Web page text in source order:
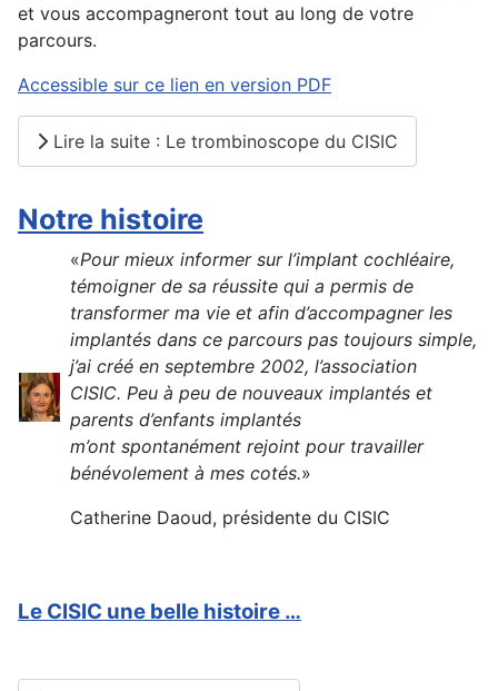
et vous accompagneront tout au long de votre
parcours.
Accessible sur ce lien en version PDF
Lire la suite : Le trombinoscope du CISIC
Notre histoire
«Pour mieux informer sur l’implant cochléaire,
témoigner de sa réussite qui a permis de
transformer ma vie et afin d’accompagner les
implantés dans ce parcours pas toujours simple,
j’ai créé en septembre 2002, l’association
CISIC. Peu à peu de nouveaux implantés et
parents d’enfants implantés
m’ont spontanément rejoint pour travailler
bénévolement à mes cotés.»
Catherine Daoud, présidente du CISIC
Le CISIC une belle histoire …